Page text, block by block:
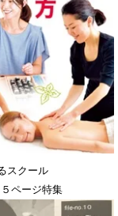
スクール
ページ特集